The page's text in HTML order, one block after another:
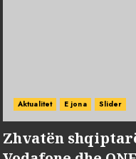
Aktualitet E jona Slider
Zhvatën